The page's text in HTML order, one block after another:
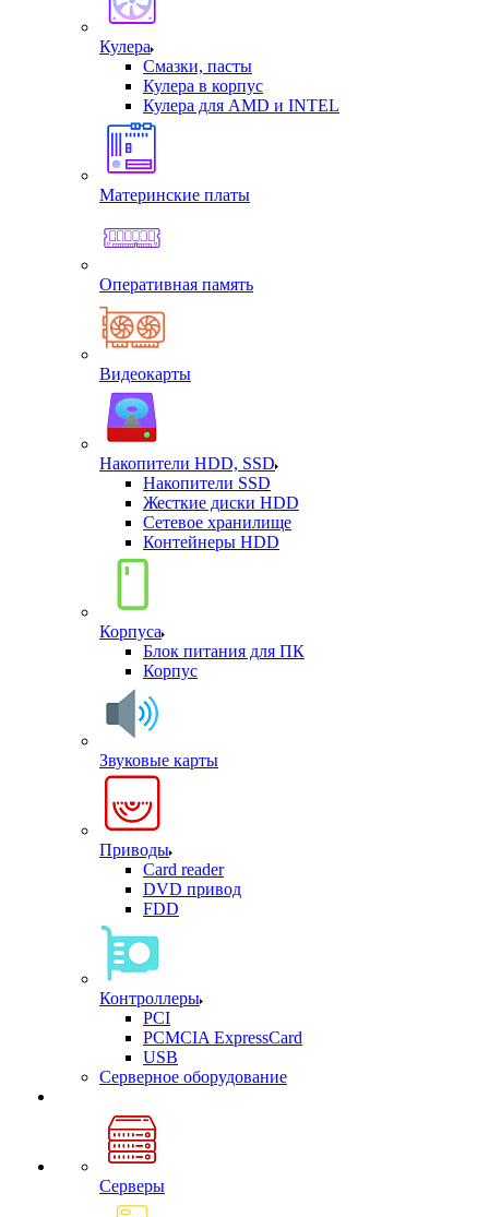
Кулера
Смазки, пасты
Кулера в корпус
Кулера для AMD и INTEL
Материнские платы
Оперативная память
Видеокарты
Накопители HDD, SSD
Накопители SSD
Жесткие диски HDD
Сетевое хранилище
Контейнеры HDD
Корпуса
Блок питания для ПК
Корпус
Звуковые карты
Приводы
Card reader
DVD привод
FDD
Контроллеры
PCI
PCMCIA ExpressCard
USB
Cерверное оборудование
Серверы